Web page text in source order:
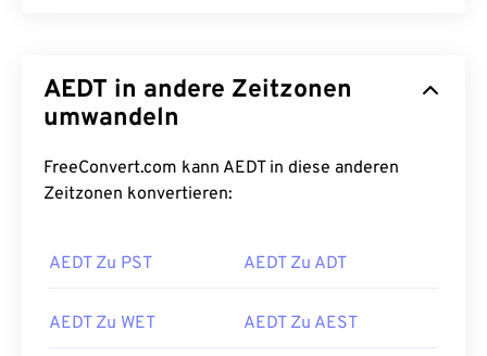
AEDT in andere Zeitzonen
umwandeln
FreeConvert.com kann AEDT in diese anderen
Zeitzonen konvertieren:
AEDT Zu PST AEDT Zu ADT
AEDT Zu WET AEDT Zu AEST